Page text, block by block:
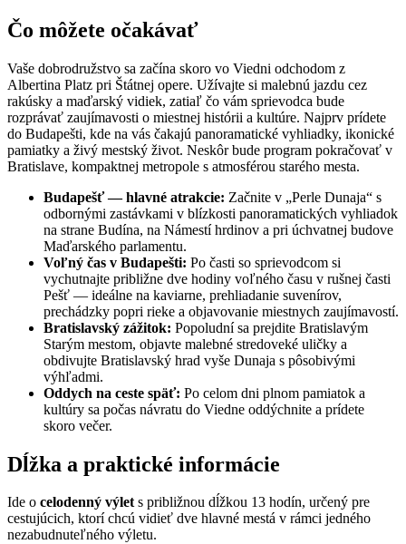
Čo môžete očakávať
Vaše dobrodružstvo sa začína skoro vo Viedni odchodom z
Albertina Platz pri Štátnej opere. Užívajte si malebnú jazdu cez
rakúsky a maďarský vidiek, zatiaľ čo vám sprievodca bude
rozprávať zaujímavosti o miestnej histórii a kultúre. Najprv prídete
do Budapešti, kde na vás čakajú panoramatické vyhliadky, ikonické
pamiatky a živý mestský život. Neskôr bude program pokračovať v
Bratislave, kompaktnej metropole s atmosférou starého mesta.
Budapešť — hlavné atrakcie: Začnite v „Perle Dunaja“ s
odbornými zastávkami v blízkosti panoramatických vyhliadok
na strane Budína, na Námestí hrdinov a pri úchvatnej budove
Maďarského parlamentu.
Voľný čas v Budapešti: Po časti so sprievodcom si
vychutnajte približne dve hodiny voľného času v rušnej časti
Pešť — ideálne na kaviarne, prehliadanie suvenírov,
prechádzky popri rieke a objavovanie miestnych zaujímavostí.
Bratislavský zážitok: Popoludní sa prejdite Bratislavým
Starým mestom, objavte malebné stredoveké uličky a
obdivujte Bratislavský hrad vyše Dunaja s pôsobivými
výhľadmi.
Oddych na ceste späť: Po celom dni plnom pamiatok a
kultúry sa počas návratu do Viedne oddýchnite a prídete
skoro večer.
Dĺžka a praktické informácie
Ide o celodenný výlets približnou dĺžkou 13 hodín, určený pre
cestujúcich, ktorí chcú vidieť dve hlavné mestá v rámci jedného
nezabudnuteľného výletu.